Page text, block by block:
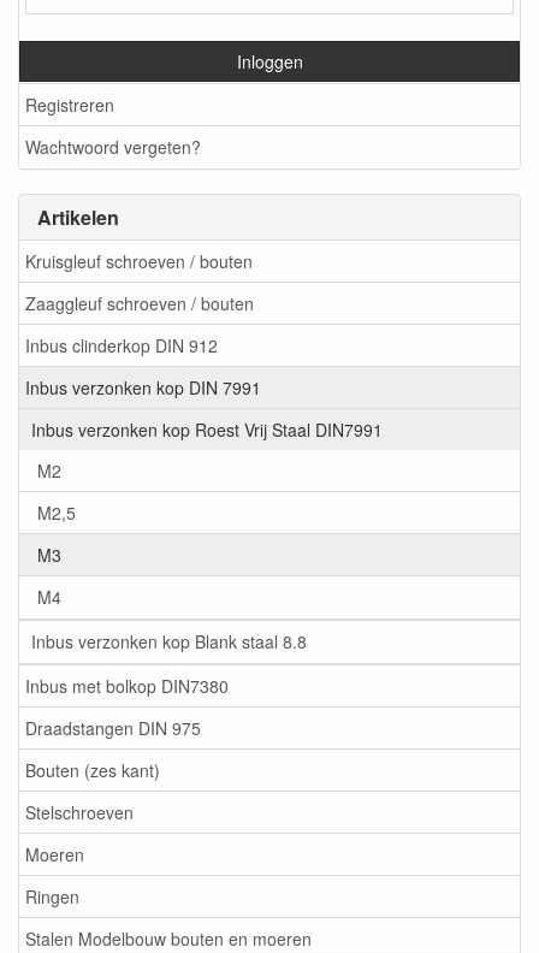
Inloggen
Registreren
Wachtwoord vergeten?
Artikelen
Kruisgleuf schroeven / bouten
Zaaggleuf schroeven / bouten
Inbus clinderkop DIN 912
Inbus verzonken kop DIN 7991
Inbus verzonken kop Roest Vrij Staal DIN7991
M2
M2,5
M3
M4
Inbus verzonken kop Blank staal 8.8
Inbus met bolkop DIN7380
Draadstangen DIN 975
Bouten (zes kant)
Stelschroeven
Moeren
Ringen
Stalen Modelbouw bouten en moeren